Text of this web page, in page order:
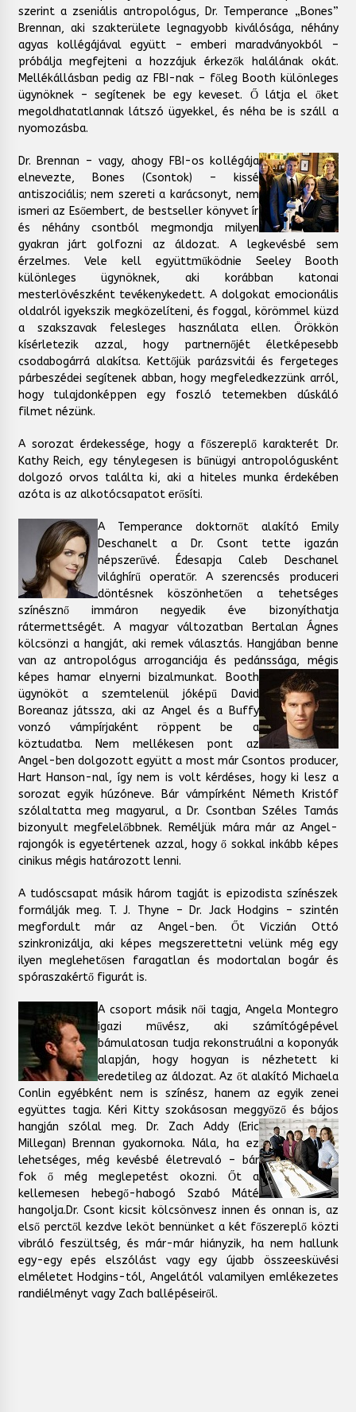
szerint a zseniális antropológus, Dr. Temperance „Bones”
Brennan, aki szakterülete legnagyobb kiválósága, néhány
agyas kollégájával együtt – emberi maradványokból –
próbálja megfejteni a hozzájuk érkezők halálának okát.
Mellékállásban pedig az FBI-nak – főleg Booth különleges
ügynöknek – segítenek be egy keveset. Ő látja el őket
megoldhatatlannak látszó ügyekkel, és néha be is száll a
nyomozásba.
Dr. Brennan – vagy, ahogy FBI-os kollégája
elnevezte, Bones (Csontok) – kissé
antiszociális; nem szereti a karácsonyt, nem
ismeri az Esőembert, de bestseller könyvet ír
és néhány csontból megmondja milyen
gyakran járt golfozni az áldozat. A legkevésbé sem
érzelmes. Vele kell együttműködnie Seeley Booth
különleges ügynöknek, aki korábban katonai
mesterlövészként tevékenykedett. A dolgokat emocionális
oldalról igyekszik megközelíteni, és foggal, körömmel küzd
a szakszavak felesleges használata ellen. Örökkön
kísérletezik azzal, hogy partnernőjét életképesebb
csodabogárrá alakítsa. Kettőjük parázsvitái és fergeteges
párbeszédei segítenek abban, hogy megfeledkezzünk arról,
hogy tulajdonképpen egy foszló tetemekben dúskáló
filmet nézünk.
A sorozat érdekessége, hogy a főszereplő karakterét Dr.
Kathy Reich, egy ténylegesen is bűnügyi antropológusként
dolgozó orvos találta ki, aki a hiteles munka érdekében
azóta is az alkotócsapatot erősíti.
A Temperance doktornőt alakító Emily
Deschanelt a Dr. Csont tette igazán
népszerűvé. Édesapja Caleb Deschanel
világhírű operatőr. A szerencsés produceri
döntésnek köszönhetően a tehetséges
színésznő immáron negyedik éve bizonyíthatja
rátermettségét. A magyar változatban Bertalan Ágnes
kölcsönzi a hangját, aki remek választás. Hangjában benne
van az antropológus arroganciája és pedánssága, mégis
képes hamar elnyerni bizalmunkat.
Booth
ügynököt a szemtelenül jóképű David
Boreanaz játssza, aki az Angel és a Buffy
vonzó vámpírjaként röppent be a
köztudatba. Nem mellékesen pont az
Angel-ben dolgozott együtt a most már Csontos producer,
Hart Hanson-nal, így nem is volt kérdéses, hogy ki lesz a
sorozat egyik húzóneve. Bár vámpírként Németh Kristóf
szólaltatta meg magyarul, a Dr. Csontban Széles Tamás
bizonyult megfelelőbbnek. Reméljük mára már az Angel-
rajongók is egyetértenek azzal, hogy ő sokkal inkább képes
cinikus mégis határozott lenni.
A tudóscsapat másik három tagját is epizodista színészek
formálják meg. T. J. Thyne – Dr. Jack Hodgins – szintén
megfordult már az Angel-ben. Őt Viczián Ottó
szinkronizálja, aki képes megszerettetni velünk még egy
ilyen meglehetősen faragatlan és modortalan bogár és
spóraszakértő figurát is.
A csoport másik női tagja, Angela Montegro
igazi művész, aki számítógépével
bámulatosan tudja rekonstruálni a koponyák
alapján, hogy hogyan is nézhetett ki
eredetileg az áldozat. Az őt alakító Michaela
Conlin egyébként nem is színész, hanem az egyik zenei
együttes tagja. Kéri Kitty szokásosan meggyőző és bájos
hangján szólal meg.
Dr. Zach Addy (Eric
Millegan) Brennan gyakornoka. Nála, ha ez
lehetséges, még kevésbé életrevaló – bár
fok ő még meglepetést okozni. Őt a
kellemesen hebegő-habogó Szabó Máté
hangolja.Dr. Csont kicsit kölcsönvesz innen és onnan is, az
első perctől kezdve leköt bennünket a két főszereplő közti
vibráló feszültség, és már-már hiányzik, ha nem hallunk
egy-egy epés elszólást vagy egy újabb összeesküvési
elméletet Hodgins-tól, Angelától valamilyen emlékezetes
randiélményt vagy Zach ballépéseiről.